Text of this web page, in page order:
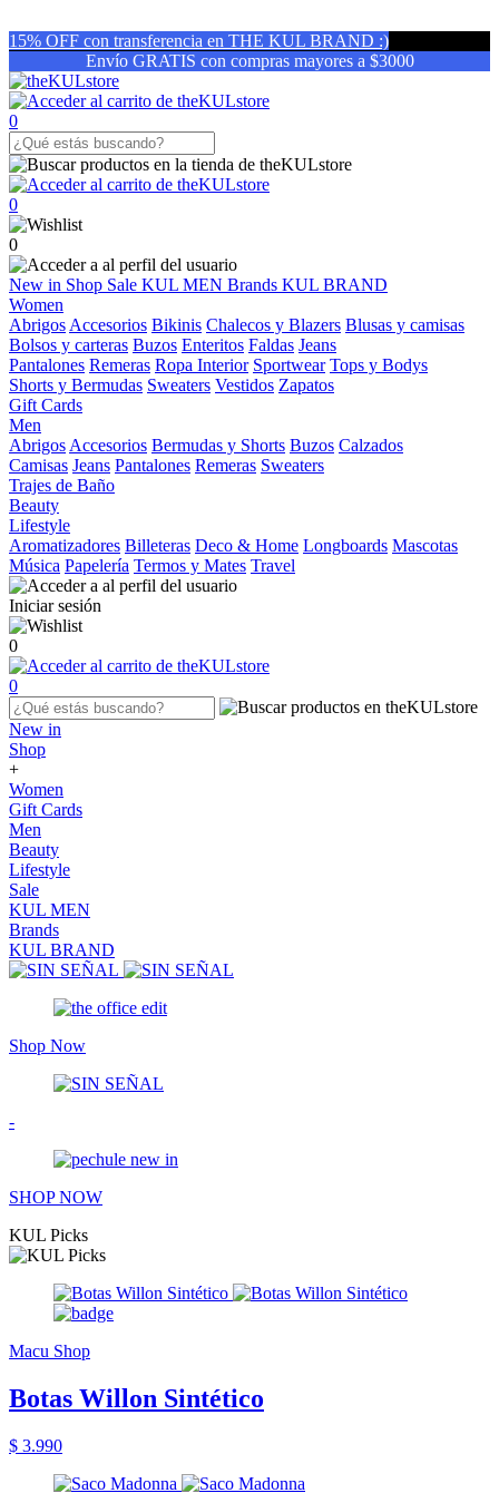
15% OFF con transferencia en THE KUL BRAND :)
Envío GRATIS con compras mayores a $3000
0
0
0
New in Shop Sale KUL MEN Brands KUL BRAND
Women
Abrigos Accesorios Bikinis Chalecos y Blazers Blusas y camisas
Bolsos y carteras Buzos Enteritos Faldas Jeans
Pantalones Remeras Ropa Interior Sportwear Tops y Bodys
Shorts y Bermudas Sweaters Vestidos Zapatos
Gift Cards
Men
Abrigos Accesorios Bermudas y Shorts Buzos Calzados
Camisas Jeans Pantalones Remeras Sweaters
Trajes de Baño
Beauty
Lifestyle
Aromatizadores Billeteras Deco & Home Longboards Mascotas
Música Papelería Termos y Mates Travel
Iniciar sesión
0
0
New in
Shop
+
Women
Gift Cards
Men
Beauty
Lifestyle
Sale
KUL MEN
Brands
KUL BRAND
Shop Now
-
SHOP NOW
KUL Picks
Macu Shop
Botas Willon Sintético
$ 3.990